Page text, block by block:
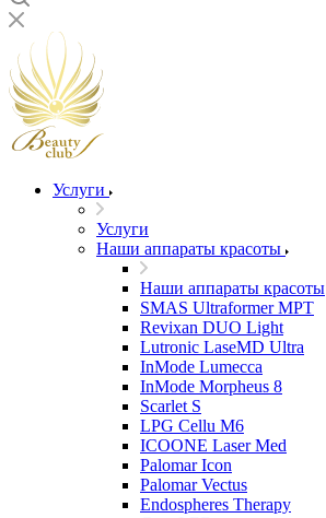
Услуги
Услуги
Наши аппараты красоты
Наши аппараты красоты
SMAS Ultraformer MPT
Revixan DUO Light
Lutronic LaseMD Ultra
InMode Lumecca
InMode Morpheus 8
Scarlet S
LPG Cellu M6
ICOONE Laser Med
Palomar Icon
Palomar Vectus
Endospheres Therapy